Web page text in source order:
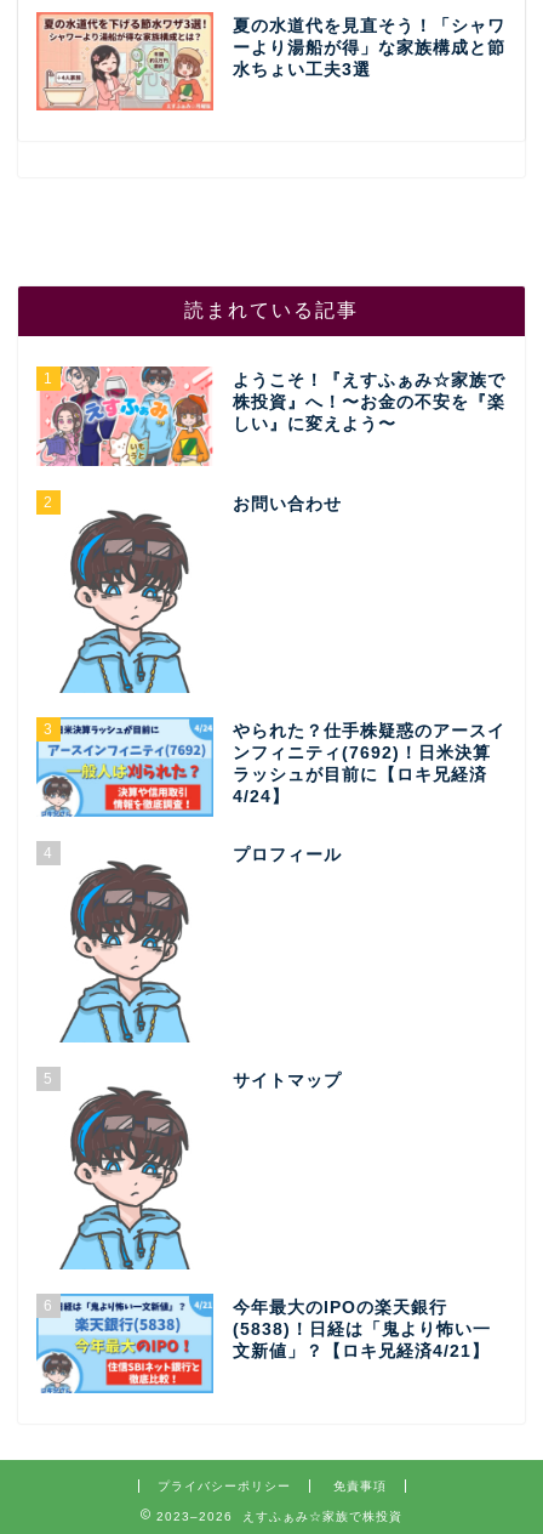
夏の水道代を見直そう！「シャワ
ーより湯船が得」な家族構成と節
水ちょい工夫3選
読まれている記事
1
ようこそ！『えすふぁみ☆家族で
株投資』へ！〜お金の不安を『楽
しい』に変えよう〜
2 お問い合わせ
3
やられた？仕手株疑惑のアースイ
ンフィニティ(7692)！日米決算
ラッシュが目前に【ロキ兄経済
4/24】
4 プロフィール
5 サイトマップ
6
今年最大のIPOの楽天銀行
(5838)！日経は「鬼より怖い一
文新値」？【ロキ兄経済4/21】
プライバシーポリシー 免責事項
2023–2026 えすふぁみ☆家族で株投資